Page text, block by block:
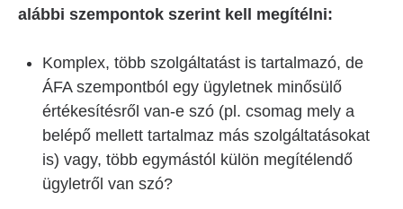
alábbi szempontok szerint kell megítélni:
Komplex, több szolgáltatást is tartalmazó, de
ÁFA szempontból egy ügyletnek minősülő
értékesítésről van-e szó (pl. csomag mely a
belépő mellett tartalmaz más szolgáltatásokat
is) vagy, több egymástól külön megítélendő
ügyletről van szó?